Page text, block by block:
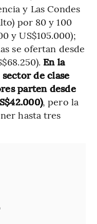
y Las Condes
por 80 y 100
y US$105.000);
se ofertan desde
En la
de clase
parten desde
, pero la
hasta tres